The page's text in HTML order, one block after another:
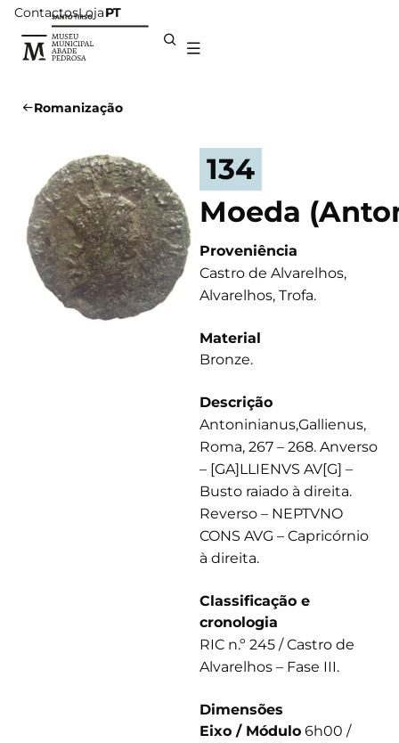
ContactosLojaPT
Romanização
134
Moeda
Proveniência
Castro de Alvarelhos,
Alvarelhos, Trofa.
Material
Bronze.
Descrição
Antoninianus,Gallienus,
Roma, 267 – 268. Anverso
– [GA]LLIENVS AV[G] –
Busto raiado à direita.
Reverso – NEPTVNO
CONS AVG – Capricórnio
à direita.
Classificação e
cronologia
RIC n.º 245 / Castro de
Alvarelhos – Fase III.
Dimensões
Eixo / Módulo 6h00 /